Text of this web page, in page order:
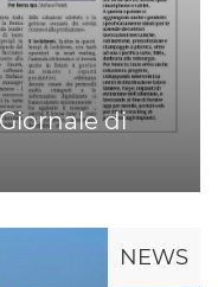
di
NEWS